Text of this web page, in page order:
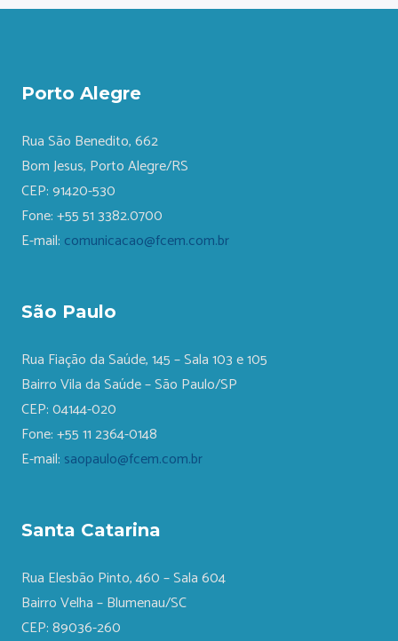
Porto Alegre
Rua São Benedito, 662
Bom Jesus, Porto Alegre/RS
CEP: 91420-530
Fone: +55 51 3382.0700
E-mail: comunicacao@fcem.com.br
São Paulo
Rua Fiação da Saúde, 145 – Sala 103 e 105
Bairro Vila da Saúde – São Paulo/SP
CEP: 04144-020
Fone: +55 11 2364-0148
E-mail: saopaulo@fcem.com.br
Santa Catarina
Rua Elesbão Pinto, 460 – Sala 604
Bairro Velha – Blumenau/SC
CEP: 89036-260